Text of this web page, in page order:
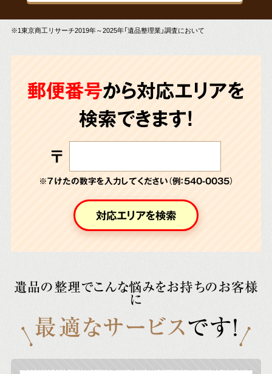
※1東京商工リサーチ2019年～2025年「遺品整理業」調査において
郵便番号から対応エリアを
検索できます!
〒
※７けたの数字を入力してください（例：540-0035）
対応エリアを検索
遺品の整理でこんな悩みをお持ちのお客様
に
最適なサービスです!